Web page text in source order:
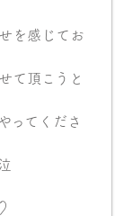
を感じてお
て頂こうと
ってくださ